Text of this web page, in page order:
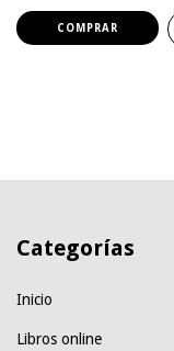
Categorías
Inicio
Libros online